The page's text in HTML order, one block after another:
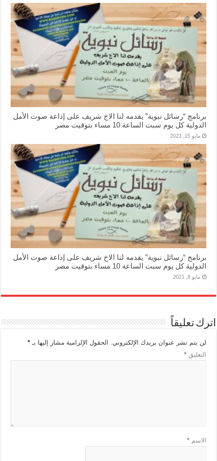
برنامج “رسائل نبوية” يقدمه لنا الاخ شريف على إذاعة صوت الأمل
الدولية كل يوم سبت الساعة 10 مساء بتوقيت مصر
مايو 15, 2021
برنامج “رسائل نبوية” يقدمه لنا الاخ شريف على إذاعة صوت الأمل
الدولية كل يوم سبت الساعة 10 مساء بتوقيت مصر
مايو 8, 2021
اترك تعليقاً
لن يتم نشر عنوان بريدك الإلكتروني. الحقول الإلزامية مشار إليها بـ*
التعليق*
الاسم*